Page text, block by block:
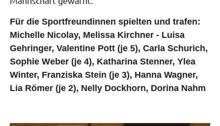
Für die Sportfreundinnen spielten und trafen:
Michelle Nicolay, Melissa Kirchner - Luisa
Gehringer, Valentine Pott (je 5), Carla Schurich,
Sophie Weber (je 4), Katharina Stenner, Ylea
Winter, Franziska Stein (je 3), Hanna Wagner,
Lia Römer (je 2), Nelly Dockhorn, Dorina Nahm